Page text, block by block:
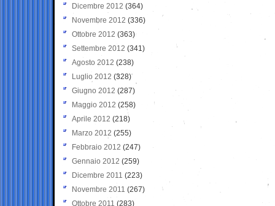
Dicembre 2012 (364)
Novembre 2012 (336)
Ottobre 2012 (363)
Settembre 2012 (341)
Agosto 2012 (238)
Luglio 2012 (328)
Giugno 2012 (287)
Maggio 2012 (258)
Aprile 2012 (218)
Marzo 2012 (255)
Febbraio 2012 (247)
Gennaio 2012 (259)
Dicembre 2011 (223)
Novembre 2011 (267)
Ottobre 2011 (283)